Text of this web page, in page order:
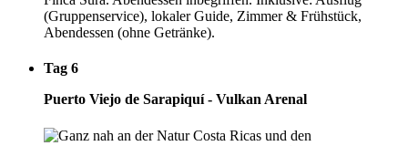
(Gruppenservice), lokaler Guide, Zimmer & Frühstück,
Abendessen (ohne Getränke).
Tag 6
Puerto Viejo de Sarapiquí - Vulkan Arenal